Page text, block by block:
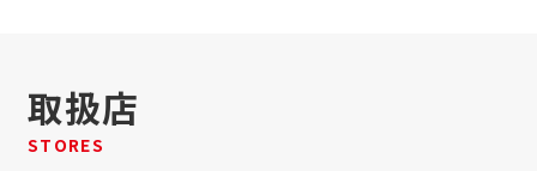
取扱店
STORES